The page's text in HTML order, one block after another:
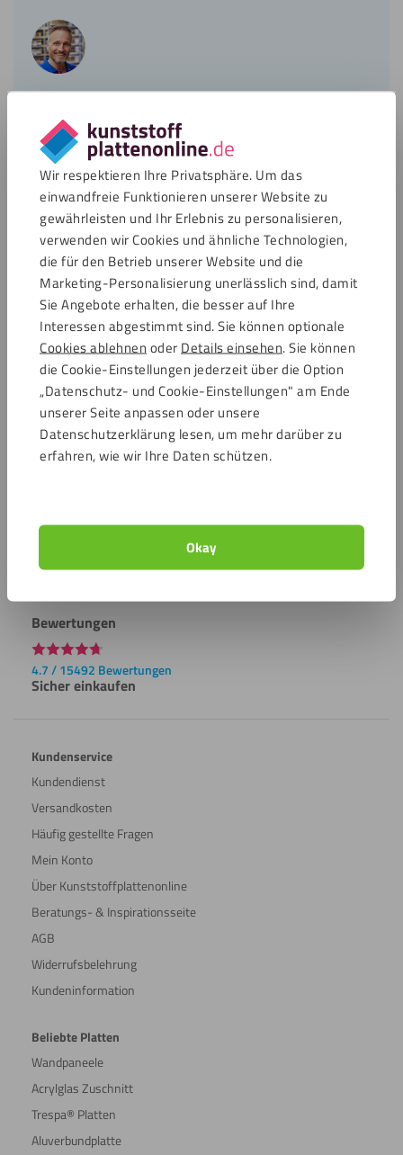
Wir respektieren Ihre Privatsphäre. Um das
einwandfreie Funktionieren unserer Website zu
gewährleisten und Ihr Erlebnis zu personalisieren,
verwenden wir Cookies und ähnliche Technologien,
die für den Betrieb unserer Website und die
Marketing-Personalisierung unerlässlich sind, damit
Sie Angebote erhalten, die besser auf Ihre
Interessen abgestimmt sind. Sie können optionale
Cookies ablehnen oder Details einsehen. Sie können
die Cookie-Einstellungen jederzeit über die Option
„Datenschutz- und Cookie-Einstellungen" am Ende
unserer Seite anpassen oder unsere
Datenschutzerklärung lesen, um mehr darüber zu
erfahren, wie wir Ihre Daten schützen.
Okay
Thomas
Mehr über Thomas
Veröffentlicht:
30. Oktober 2017
Geändert:
28. September 2021
Teilen Sie diesen Artikel TwitterFacebookPinterest
Kundenservice
Öffnet Montag von 7:00
Kundendienst
Bewertungen
4.7 / 15492 Bewertungen
Sicher einkaufen
Kundenservice
Kundendienst
Versandkosten
Häufig gestellte Fragen
Mein Konto
Über Kunststoffplattenonline
Beratungs- & Inspirationsseite
AGB
Widerrufsbelehrung
Kundeninformation
Beliebte Platten
Wandpaneele
Acrylglas Zuschnitt
Trespa® Platten
Aluverbundplatte